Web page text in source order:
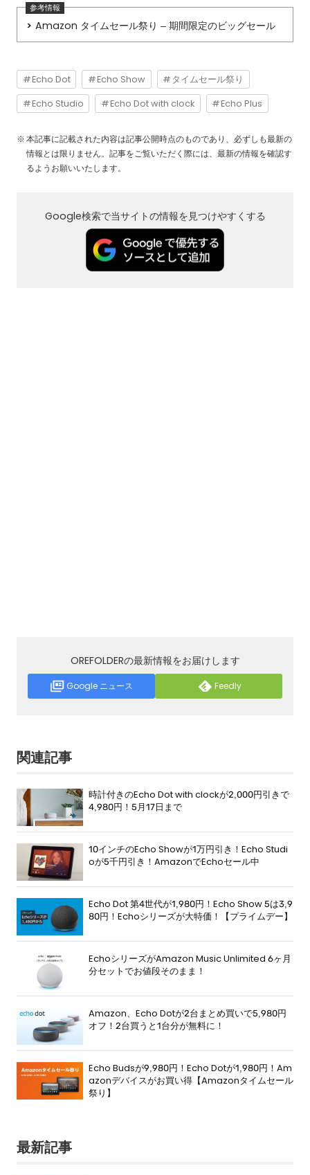
Amazon タイムセール祭り – 期間限定のビッグセール
Echo Dot Echo Show タイムセール祭り
Echo Studio Echo Dot with clock Echo Plus
本記事に記載された内容は記事公開時点のものであり、必ずしも最新の
情報とは限りません。記事をご覧いただく際には、最新の情報を確認す
るようお願いいたします。
Google検索で当サイトの情報を見つけやすくする
OREFOLDERの最新情報をお届けします
Google ニュース Feedly
関連記事
時計付きのEcho Dot with clockが2,000円引きで
4,980円！5月17日まで
10インチのEcho Showが1万円引き！Echo Studi
oが5千円引き！AmazonでEchoセール中
Echo Dot 第4世代が1,980円！Echo Show 5は3,9
80円！Echoシリーズが大特価！【プライムデー】
EchoシリーズがAmazon Music Unlimited 6ヶ月
分セットでお値段そのまま！
Amazon、Echo Dotが2台まとめ買いで5,980円
オフ！2台買うと1台分が無料に！
Echo Budsが9,980円！Echo Dotが1,980円！Am
azonデバイスがお買い得【Amazonタイムセール
祭り】
最新記事